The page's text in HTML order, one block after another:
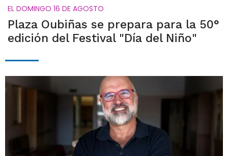
EL DOMINGO 16 DE AGOSTO
Plaza Oubiñas se prepara para la 50°
edición del Festival "Día del Niño"